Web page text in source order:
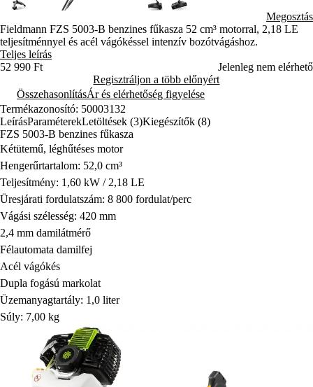
Megosztás
Fieldmann FZS 5003-B benzines fűkasza 52 cm³ motorral, 2,18 LE
teljesítménnyel és acél vágókéssel intenzív bozótvágáshoz.
Teljes leírás
52 990 Ft
Jelenleg nem elérhető
Regisztráljon a több előnyért
ÖsszehasonlításÁr és elérhetőség figyelése
Termékazonosító: 50003132
LeírásParaméterekLetöltések (3)Kiegészítők (8)
FZS 5003-B benzines fűkasza
Kétütemű, léghűtéses motor
Hengerűrtartalom: 52,0 cm³
Teljesítmény: 1,60 kW / 2,18 LE
Üresjárati fordulatszám: 8 800 fordulat/perc
Vágási szélesség: 420 mm
2,4 mm damilátmérő
Félautomata damilfej
Acél vágókés
Dupla fogású markolat
Üzemanyagtartály: 1,0 liter
Súly: 7,00 kg